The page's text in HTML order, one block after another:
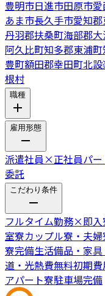
豊明市日進市田原市
あま市長久手市愛知
丹羽郡扶桑町海部郡
阿久比町知多郡東浦町
豊町額田郡幸田町北
根村
職種
雇用形態
派遣社員 ×正社員パ
委託
こだわり条件
フルタイム勤務×即
室寮カップル寮・夫婦
寮完備生活備品・家
道・光熱費無料初期
アパート寮駐車場完備